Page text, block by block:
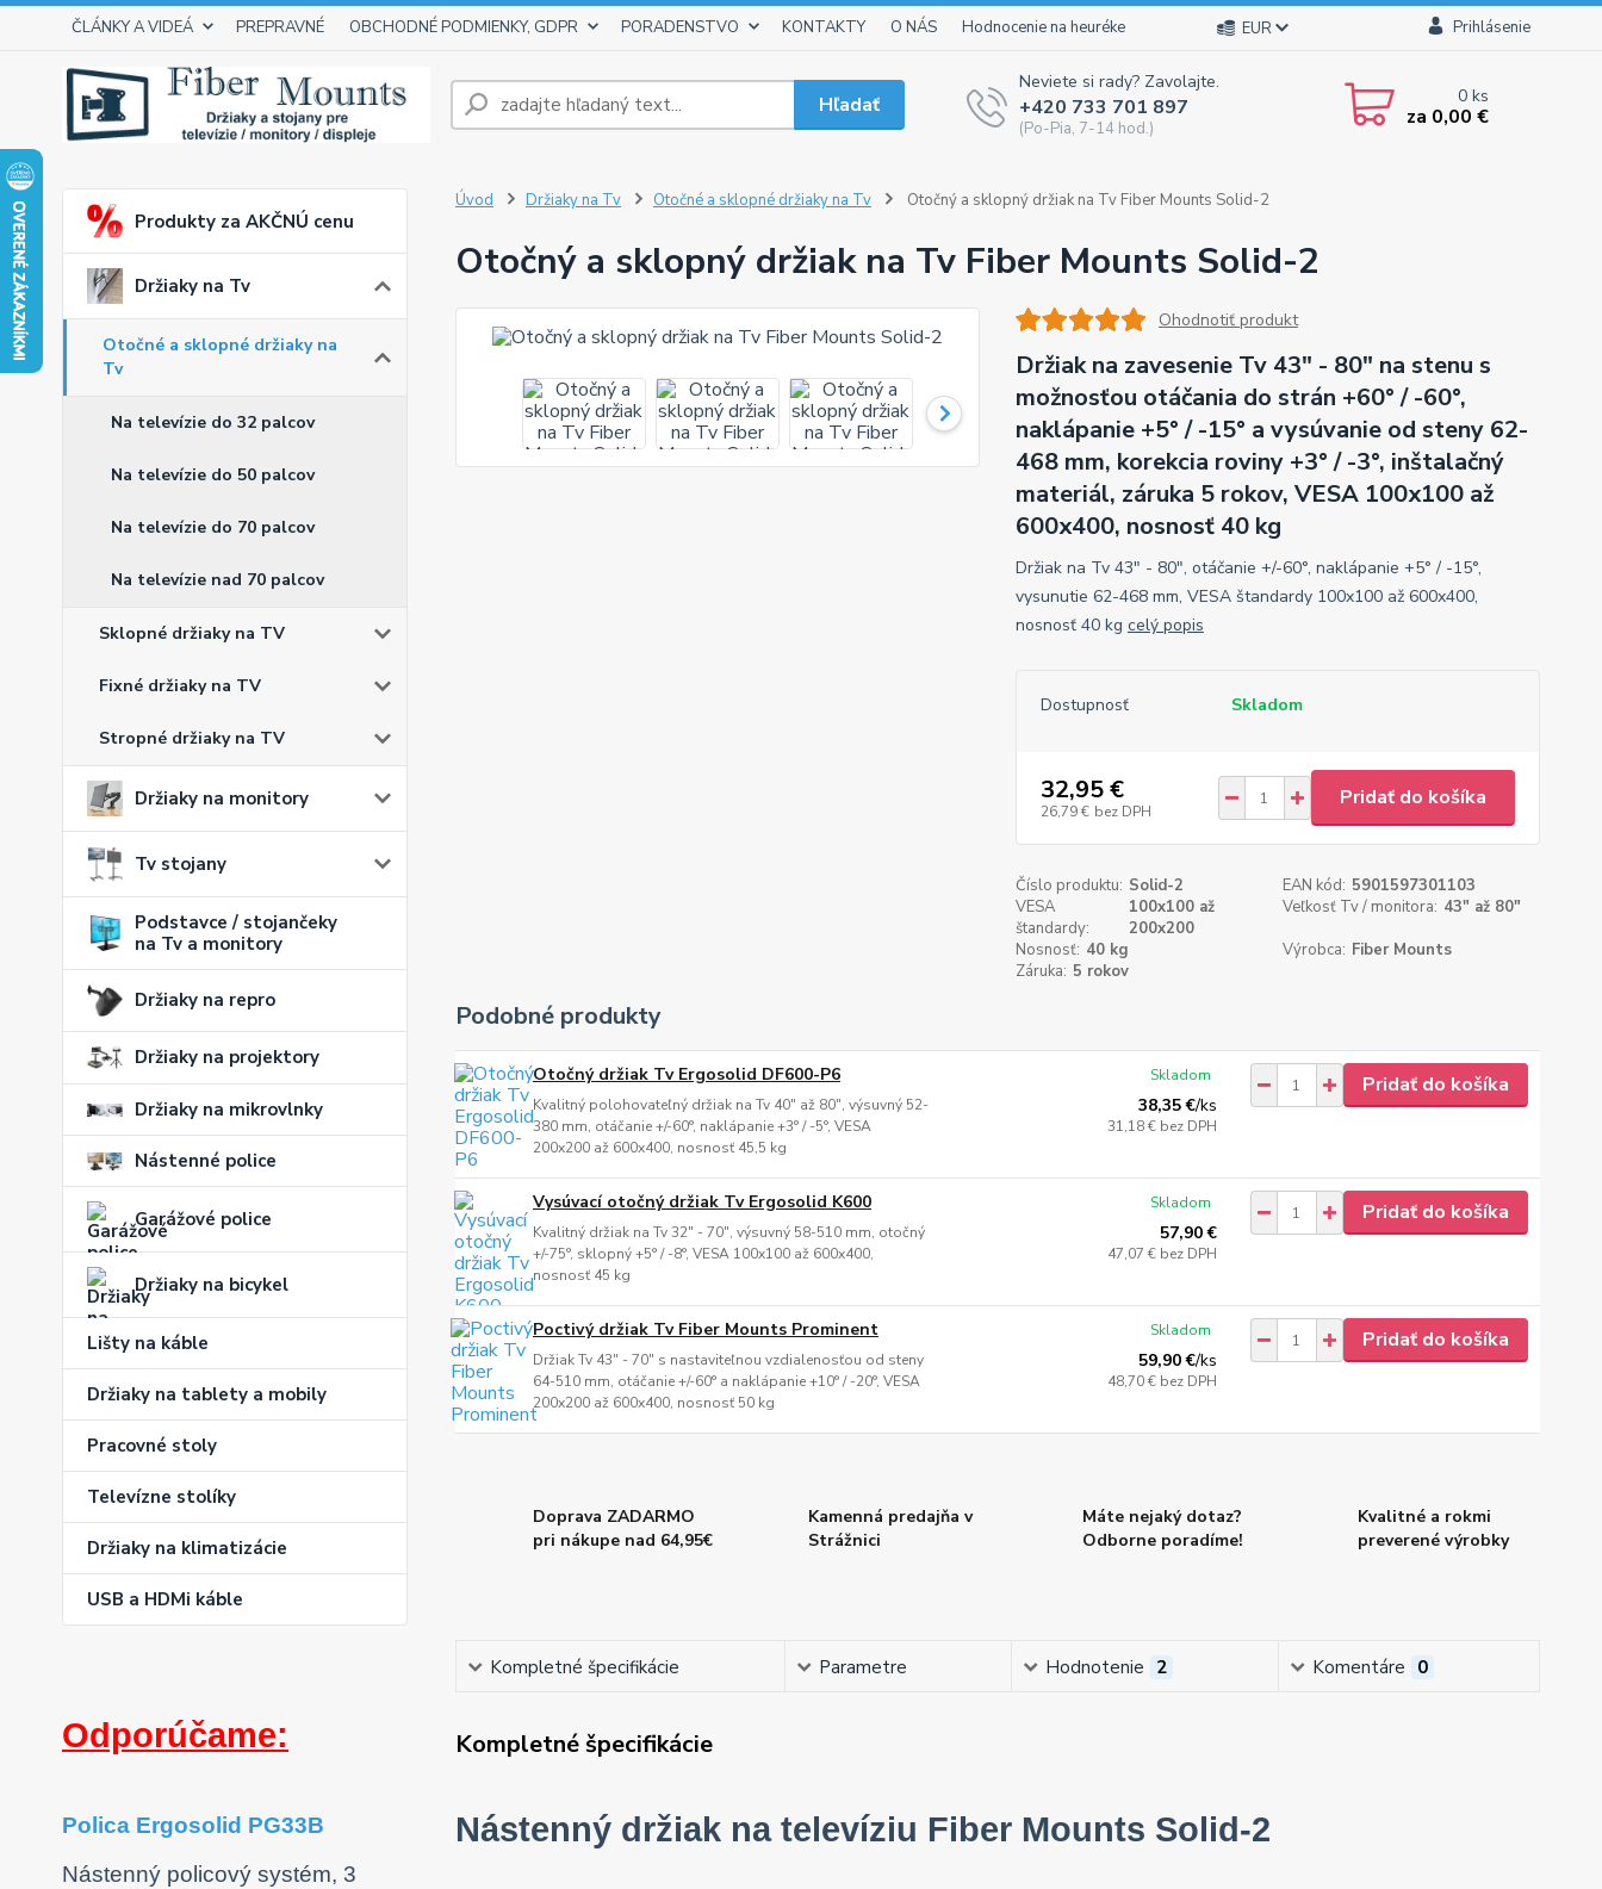
ČLÁNKY A VIDEÁ PREPRAVNÉ OBCHODNÉ PODMIENKY, GDPR PORADENSTVO KONTAKTY O NÁS Hodnocenie na heuréke EUR Prihlásenie
Hľadať
Neviete si rady? Zavolajte.
+420 733 701 897
(Po-Pia, 7-14 hod.)
0ks
za 0,00 €
Produkty za AKČNÚ cenu
Držiaky na Tv
Otočné a sklopné držiaky na
Tv
Na televízie do 32 palcov
Na televízie do 50 palcov
Na televízie do 70 palcov
Na televízie nad 70 palcov
Sklopné držiaky na TV
Fixné držiaky na TV
Stropné držiaky na TV
Držiaky na monitory
Tv stojany
Podstavce / stojančeky
na Tv a monitory
Držiaky na repro
Držiaky na projektory
Držiaky na mikrovlnky
Nástenné police
Garážové police
Držiaky na bicykel
Lišty na káble
Držiaky na tablety a mobily
Pracovné stoly
Televízne stolíky
Držiaky na klimatizácie
USB a HDMi káble
Odporúčame:
Polica Ergosolid PG33B
Nástenný policový systém, 3
Úvod Držiaky na Tv Otočné a sklopné držiaky na Tv Otočný a sklopný držiak na Tv Fiber Mounts Solid-2
Otočný a sklopný držiak na Tv Fiber Mounts Solid-2
Ohodnotiť produkt
Držiak na zavesenie Tv 43" - 80" na stenu s
možnosťou otáčania do strán +60° / -60°,
naklápanie +5° / -15° a vysúvanie od steny 62-
468 mm, korekcia roviny +3° / -3°, inštalačný
materiál, záruka 5 rokov, VESA 100x100 až
600x400, nosnosť 40 kg
Držiak na Tv 43" - 80", otáčanie +/-60°, naklápanie +5° / -15°,
vysunutie 62-468 mm, VESA štandardy 100x100 až 600x400,
nosnosť 40 kg celý popis
Dostupnosť Skladom
32,95 €
26,79 € bez DPH
Pridať do košíka
Číslo produktu: Solid-2 EAN kód: 5901597301103
VESA
štandardy:
100x100 až
200x200
Veľkosť Tv / monitora: 43" až 80"
Nosnosť: 40 kg Výrobca: Fiber Mounts
Záruka: 5 rokov
Podobné produkty
Otočný držiak Tv Ergosolid DF600-P6
Kvalitný polohovateľný držiak na Tv 40" až 80", výsuvný 52-
380 mm, otáčanie +/-60°, naklápanie +3° / -5°, VESA
200x200 až 600x400, nosnosť 45,5 kg
38,35 €/ks
31,18 € bez DPH
Skladom Pridať do košíka
Vysúvací otočný držiak Tv Ergosolid K600
Kvalitný držiak na Tv 32" - 70", výsuvný 58-510 mm, otočný
+/-75°, sklopný +5° / -8°, VESA 100x100 až 600x400,
nosnosť 45 kg
57,90 €
47,07 € bez DPH
Skladom Pridať do košíka
Poctivý držiak Tv Fiber Mounts Prominent
Držiak Tv 43" - 70" s nastaviteľnou vzdialenosťou od steny
64-510 mm, otáčanie +/-60° a naklápanie +10° / -20°, VESA
200x200 až 600x400, nosnosť 50 kg
59,90 €/ks
48,70 € bez DPH
Skladom Pridať do košíka
Doprava ZADARMO
pri nákupe nad 64,95€
Kamenná predajňa v
Strážnici
Máte nejaký dotaz?
Odborne poradíme!
Kvalitné a rokmi
preverené výrobky
Kompletné špecifikácie Parametre Hodnotenie 2 Komentáre 0
Kompletné špecifikácie
Nástenný držiak na televíziu Fiber Mounts Solid-2